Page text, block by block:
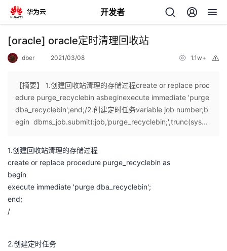
开发者
返
个
人
主
页
我
的
开
者
[oracle] oracle定时清理回收站
dber 2021/03/08 1.1w+
【摘要】 1.创建回收站清理的存储过程create or replace proc
edure purge_recyclebin asbeginexecute immediate 'purge
dba_recyclebin';end;/2.创建定时任务variable job number;b
egin dbms_job.submit(:job,'purge_recyclebin;',trunc(sys...
1.创建回收站清理的存储过程
create or replace procedure purge_recyclebin as
begin
execute immediate 'purge dba_recyclebin';
end;
/
2.创建定时任务